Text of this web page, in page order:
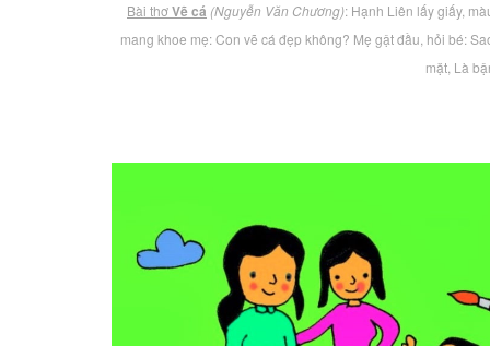
Bài thơVẽ cá (Nguyễn Văn Chương): Hạnh Liên lấy giấy,
mang khoe mẹ: Con vẽ cá đẹp không? Mẹ gật đầu, hỏi bé:
mặt, Là